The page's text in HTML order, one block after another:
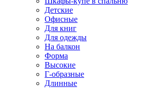
Детские
Офисные
Для книг
Для одежды
На балкон
Форма
Высокие
Г-образные
Длинные